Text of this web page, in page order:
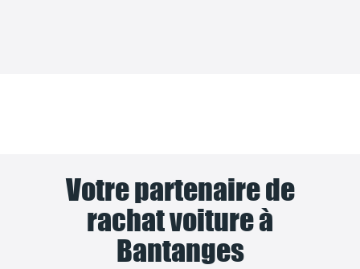
Votre partenaire de
rachat voiture à
Bantanges